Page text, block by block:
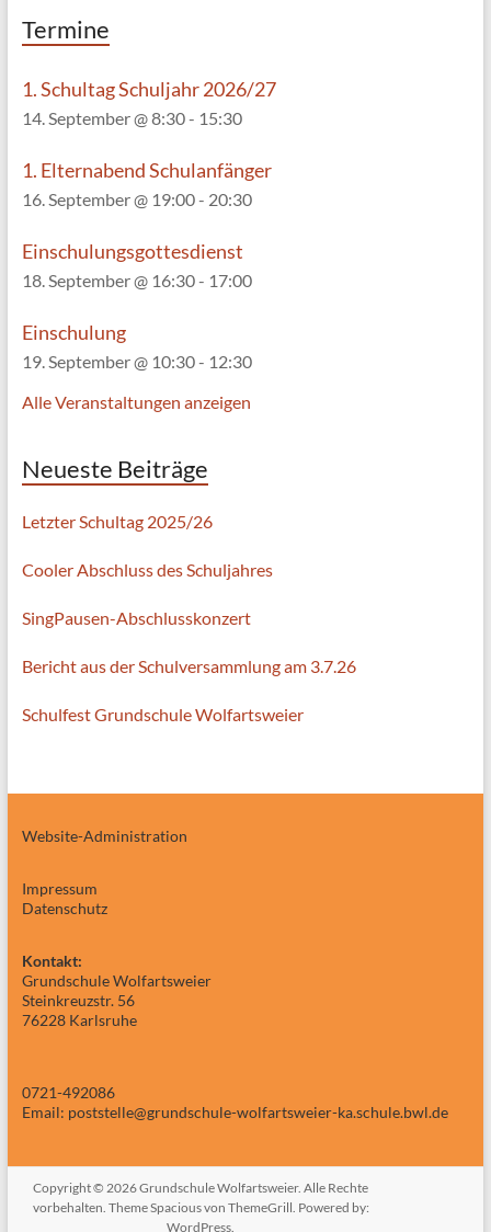
Termine
1. Schultag Schuljahr 2026/27
14. September @ 8:30- 15:30
1. Elternabend Schulanfänger
16. September @ 19:00- 20:30
Einschulungsgottesdienst
18. September @ 16:30- 17:00
Einschulung
19. September @ 10:30- 12:30
Alle Veranstaltungen anzeigen
Neueste Beiträge
Letzter Schultag 2025/26
Cooler Abschluss des Schuljahres
SingPausen-Abschlusskonzert
Bericht aus der Schulversammlung am 3.7.26
Schulfest Grundschule Wolfartsweier
Website-Administration
Impressum
Datenschutz
Kontakt:
Grundschule Wolfartsweier
Steinkreuzstr. 56
76228 Karlsruhe
0721-492086
Email: poststelle@grundschule-wolfartsweier-ka.schule.bwl.de
Copyright © 2026Grundschule Wolfartsweier. Alle Rechte
vorbehalten. ThemeSpaciousvon ThemeGrill. Powered by:
WordPress